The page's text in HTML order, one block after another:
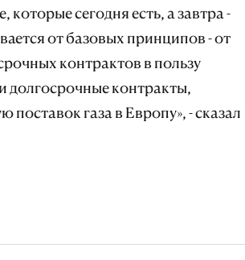
сегодня есть, а завтра -
от базовых принципов - от
контрактов в пользу
долгосрочные контракты,
газа в Европу», - сказал